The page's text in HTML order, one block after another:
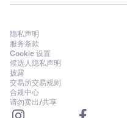
执行价格等于或高于指定价格
订单成交
仅完全成交
隐私声明
服务条款
Cookie 设置
候选人隐私声明
披露
交易所交易规则
合规中心
请勿卖出/共享